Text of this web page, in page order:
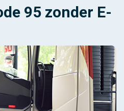
95 zonder E-